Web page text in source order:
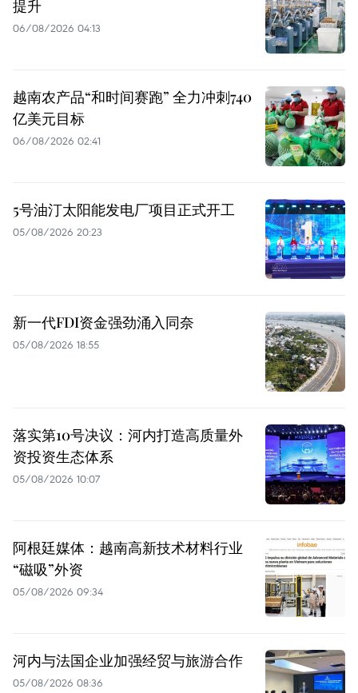
提升
06/08/2026 04:13
越南农产品“和时间赛跑” 全力冲刺740
亿美元目标
06/08/2026 02:41
5号油汀太阳能发电厂项目正式开工
05/08/2026 20:23
新一代FDI资金强劲涌入同奈
05/08/2026 18:55
落实第10号决议：河内打造高质量外
资投资生态体系
05/08/2026 10:07
阿根廷媒体：越南高新技术材料行业
“磁吸”外资
05/08/2026 09:34
河内与法国企业加强经贸与旅游合作
05/08/2026 08:36